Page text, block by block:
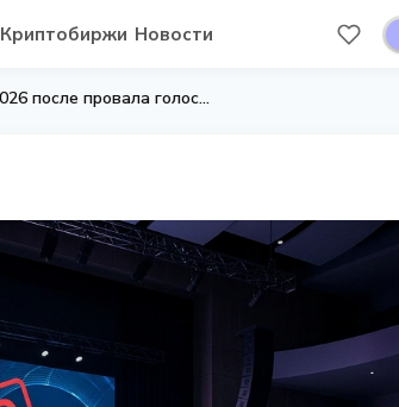
Криптобиржи Новости
Cardano Foundation отменила Cardano Summit 2026 после провала голосования